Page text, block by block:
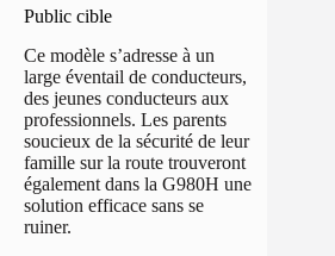
Public cible
Ce modèle s’adresse à un
large éventail de conducteurs,
des jeunes conducteurs aux
professionnels. Les parents
soucieux de la sécurité de leur
famille sur la route trouveront
également dans la G980H une
solution efficace sans se
ruiner.